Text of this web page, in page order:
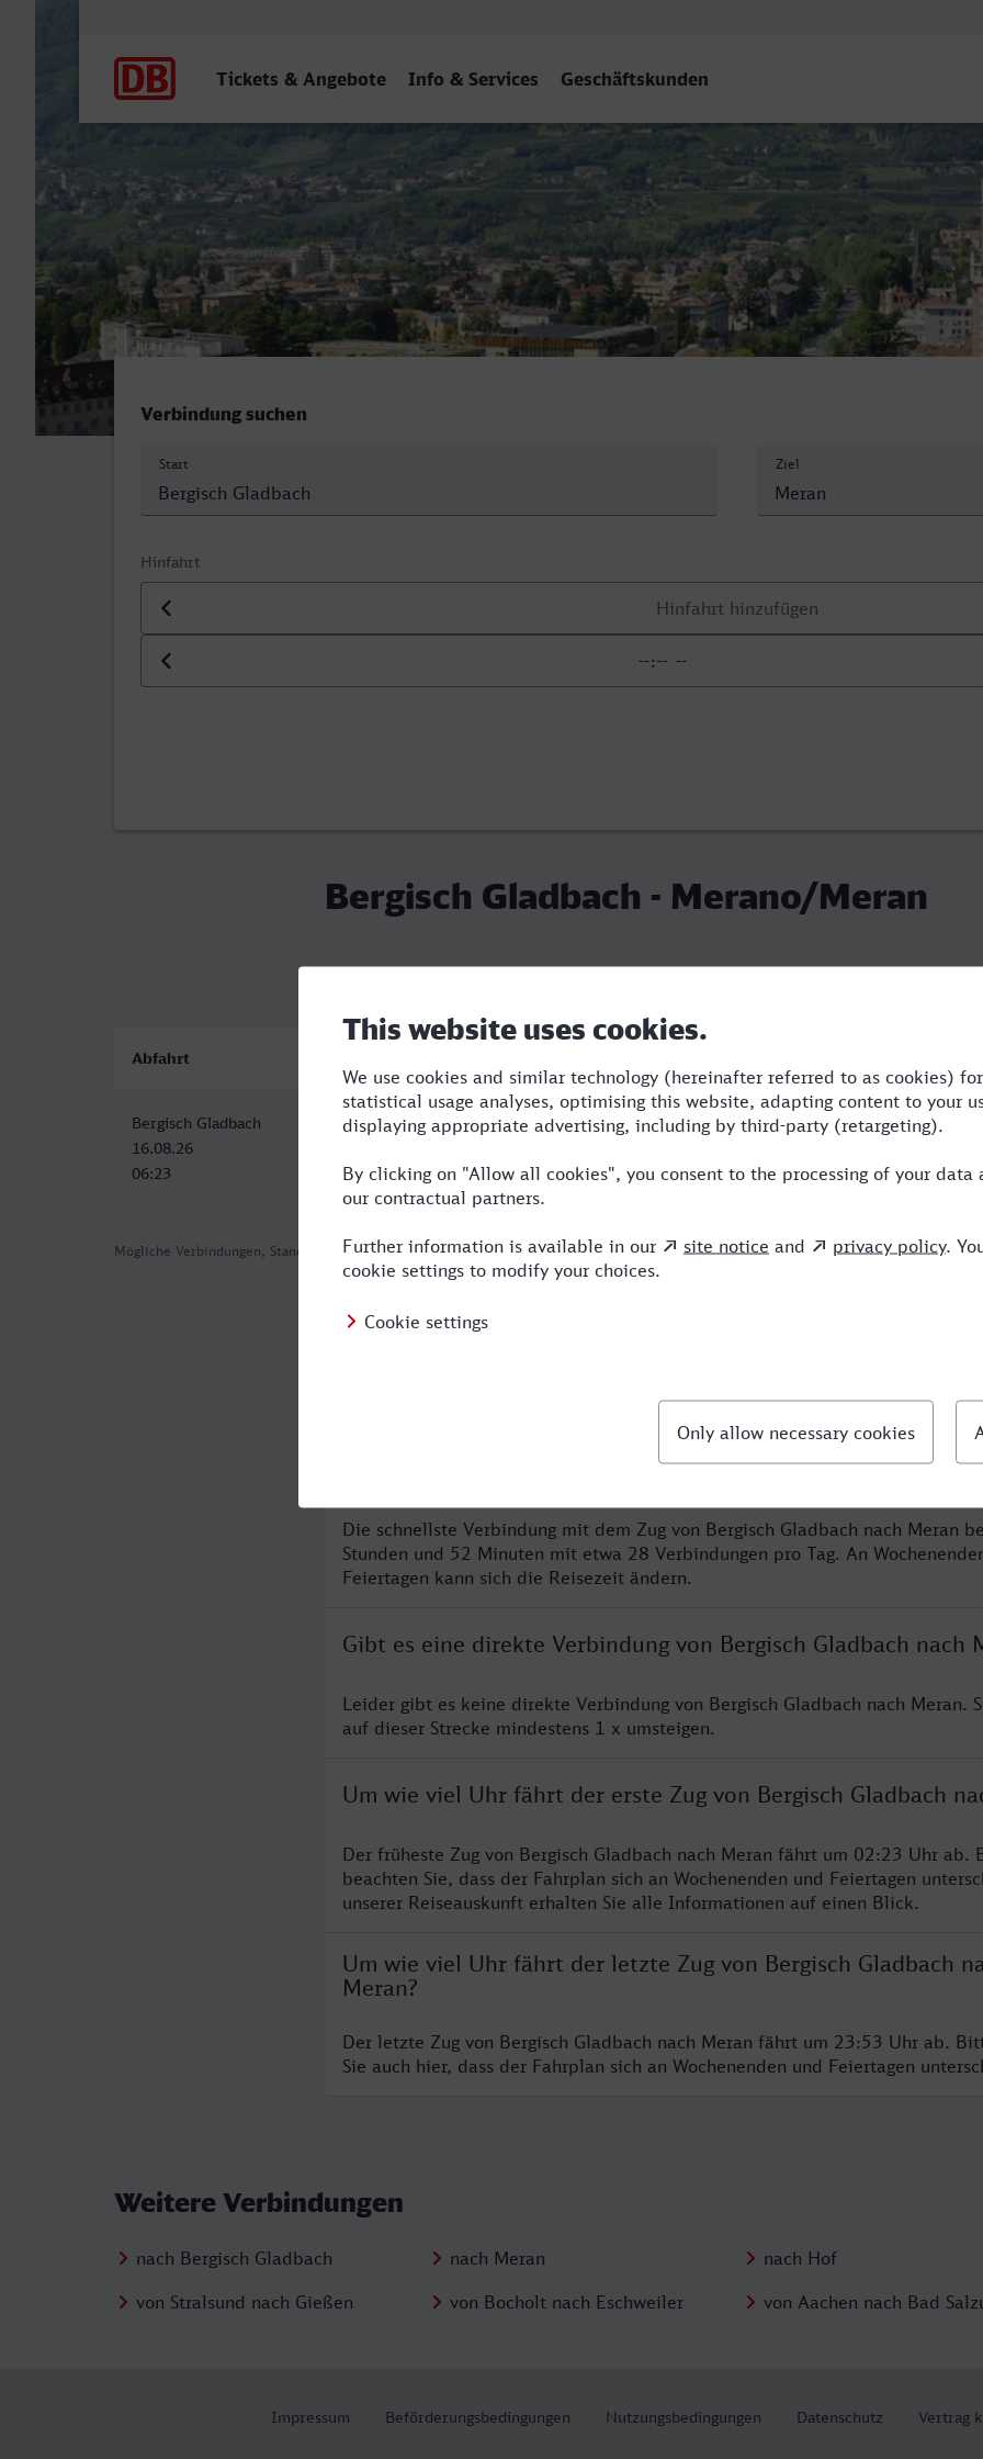
Tickets & Angebote Info & Services Geschäftskunden
Bergisch Gladbach - Merano/Meran
Verbindung suchen
Start Ziel
Hinfahrt
Datum der Hinfahrt
Uhrzeit der Hinfahrt
Bergisch Gladbach - Merano/Meran
Mögliche Verbindungen, Stand: 2026-08-02 00:59
Abfahrt
Bergisch Gladbach
16.08.26
06:23
Merano/Meran
16:15
9:52 4 R,S,RJ,ICE
Was ist die schnellste Verbindung von Bergisch Gladbach
Die schnellste Verbindung mit dem Zug von Bergisch Gladbach nach Meran
Stunden und 52 Minuten mit etwa 28 Verbindungen pro Tag. An
Feiertagen kann sich die Reisezeit ändern.
Gibt es eine direkte Verbindung von Bergisch Gladbach nach
Leider gibt es keine direkte Verbindung von Bergisch Gladbach nach Meran.
auf dieser Strecke mindestens 1 x umsteigen.
Um wie viel Uhr fährt der erste Zug von Bergisch Gladbach
Der früheste Zug von Bergisch Gladbach nach Meran fährt um 02:23 Uhr ab.
beachten Sie, dass der Fahrplan sich an Wochenenden und Feiertagen
unserer Reiseauskunft erhalten Sie alle Informationen auf einen Blick.
Um wie viel Uhr fährt der letzte Zug von Bergisch Gladbach
Meran?
Der letzte Zug von Bergisch Gladbach nach Meran fährt um 23:53 Uhr ab.
Sie auch hier, dass der Fahrplan sich an Wochenenden und Feiertagen
Weitere Verbindungen
nach Bergisch Gladbach nach Meran nach Hof
von Stralsund nach Gießen
von Bocholt nach Eschweiler von Aachen nach Bad
Impressum Beförderungsbedingungen Nutzungsbedingungen Datenschutz Vertrag